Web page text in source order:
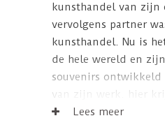
kunsthandel van zijn
vervolgens partner
kunsthandel. Nu is
de hele wereld en
souvenirs ontwikkeld
van zijn werk. hier
cadeaus te zien.
Lees meer